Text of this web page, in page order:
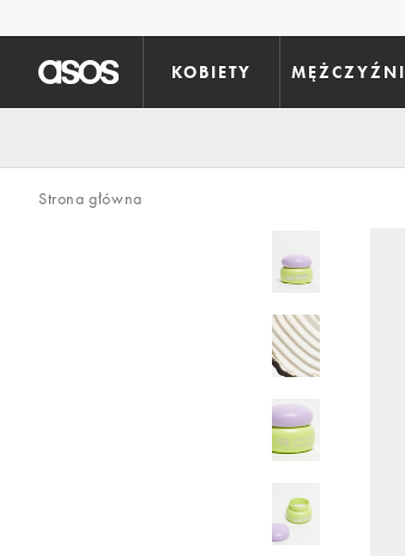
KOBIETY MĘŻCZYŹNI
Strona główna